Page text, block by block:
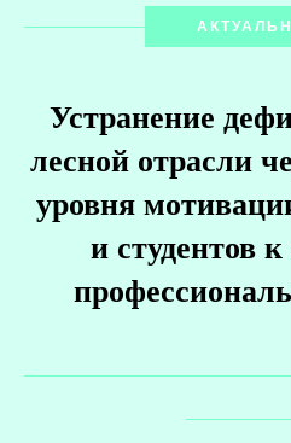
Устранение
лесной отрасли
уровня
и студентов